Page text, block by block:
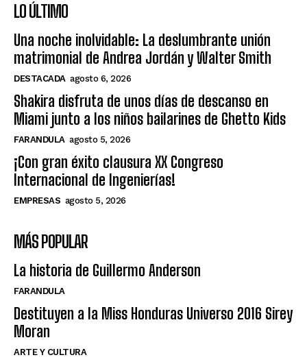
LO ÚLTIMO
Una noche inolvidable: La deslumbrante unión
matrimonial de Andrea Jordán y Walter Smith
DESTACADA agosto 6, 2026
Shakira disfruta de unos días de descanso en
Miami junto a los niños bailarines de Ghetto Kids
FARANDULA agosto 5, 2026
¡Con gran éxito clausura XX Congreso
Internacional de Ingenierías!
EMPRESAS agosto 5, 2026
MÁS POPULAR
La historia de Guillermo Anderson
FARANDULA
Destituyen a la Miss Honduras Universo 2016 Sirey
Moran
ARTE Y CULTURA